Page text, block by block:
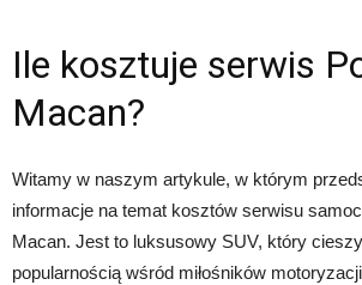
Ile kosztuje serwis
Macan?
Witamy w naszym artykule, w którym
informacje na temat kosztów serwisu
Macan. Jest to luksusowy SUV, który
popularnością wśród miłośników